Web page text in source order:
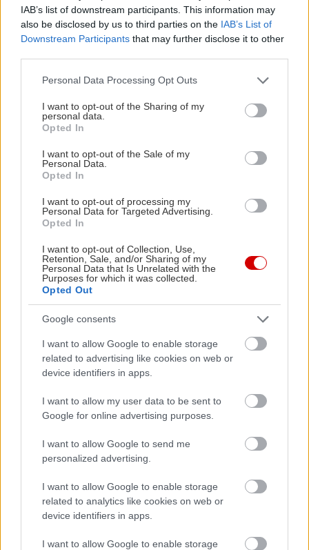
IAB’s list of downstream participants. This information may
also be disclosed by us to third parties on the IAB’s List of
Downstream Participants that may further disclose it to other
Please note that this website/app uses one or more Google
not limited to your visit or usage behaviour. You may click to
grant or deny consent to Google and its third-party tags to
use your data for below specified purposes in below Google
consent section.
Personal Data Processing Opt Outs
I want to opt-out of the Sharing of my
personal data.
Opted In
I want to opt-out of the Sale of my
Personal Data.
Opted In
I want to opt-out of processing my
Personal Data for Targeted Advertising.
Opted In
I want to opt-out of Collection, Use,
Retention, Sale, and/or Sharing of my
Personal Data that Is Unrelated with the
Purposes for which it was collected.
Opted Out
Google consents
I want to allow Google to enable storage
related to advertising like cookies on web or
device identifiers in apps.
I want to allow my user data to be sent to
Google for online advertising purposes.
I want to allow Google to send me
personalized advertising.
I want to allow Google to enable storage
related to analytics like cookies on web or
device identifiers in apps.
I want to allow Google to enable storage
407 Corail de Ville, ένα παστέλ μανταρινί για
εντυπωσιακή φρεσκάδα.